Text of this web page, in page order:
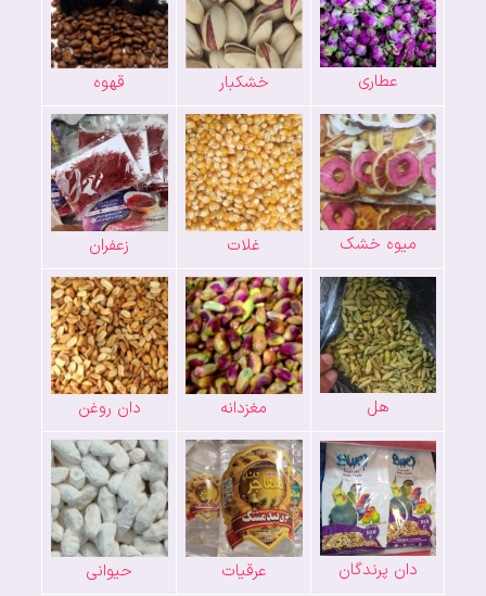
عطاری خشکبار قهوه
میوه خشک غلات زعفران
هل مغزدانه دان روغن
دان پرندگان عرقیات حیوانی